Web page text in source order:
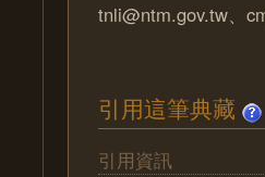
tnli@ntm.gov.tw、
引用這筆典藏
引用資訊